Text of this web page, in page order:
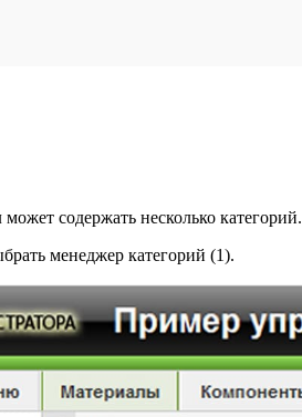
содержать несколько категорий.
менеджер категорий (1).